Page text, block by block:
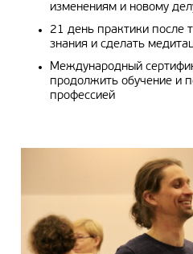
изменениям и новому
21 день практики после
знания и сделать
Международный
продолжить обучение и
профессией